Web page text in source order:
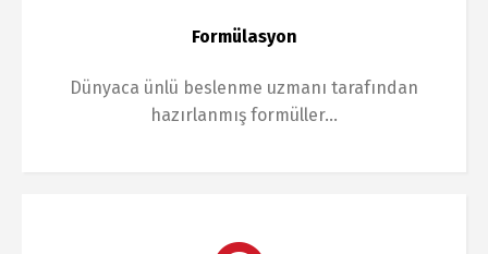
Formülasyon
Dünyaca ünlü beslenme uzmanı tarafından
hazırlanmış formüller…